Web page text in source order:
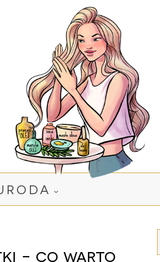
- co warto